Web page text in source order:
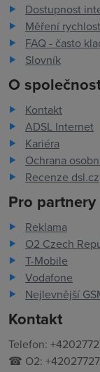
Dostupnost
Měření
FAQ - často
Slovník
O
Kontakt
ADSL Internet
Kariéra
Ochrana
Recenze dsl.cz
Pro partnery
Reklama
O2 Czech
T-Mobile
Vodafone
Nejlevnější
Kontakt
Telefon:
☎ O2: